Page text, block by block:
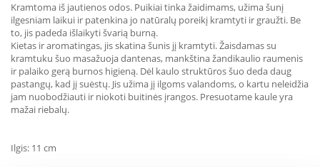
Kramtoma iš jautienos odos. Puikiai tinka žaidimams, užima šunį
ilgesniam laikui ir patenkina jo natūralų poreikį kramtyti ir graužti. Be
to, jis padeda išlaikyti švarią burną.
Kietas ir aromatingas, jis skatina šunis jį kramtyti. Žaisdamas su
kramtuku šuo masažuoja dantenas, mankština žandikaulio raumenis
ir palaiko gerą burnos higieną. Dėl kaulo struktūros šuo deda daug
pastangų, kad jį suėstų. Jis užima jį ilgoms valandoms, o kartu neleidžia
jam nuobodžiauti ir niokoti buitinės įrangos. Presuotame kaule yra
mažai riebalų.
Ilgis: 11 cm